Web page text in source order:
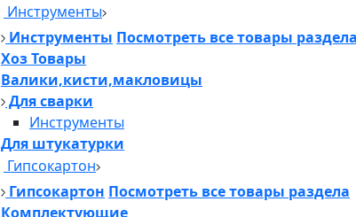
Инструменты
Инструменты Посмотреть все товары раздела
Хоз Товары
Валики,кисти,макловицы
Для сварки
Инструменты
Для штукатурки
Гипсокартон
Гипсокартон Посмотреть все товары раздела
Комплектующие